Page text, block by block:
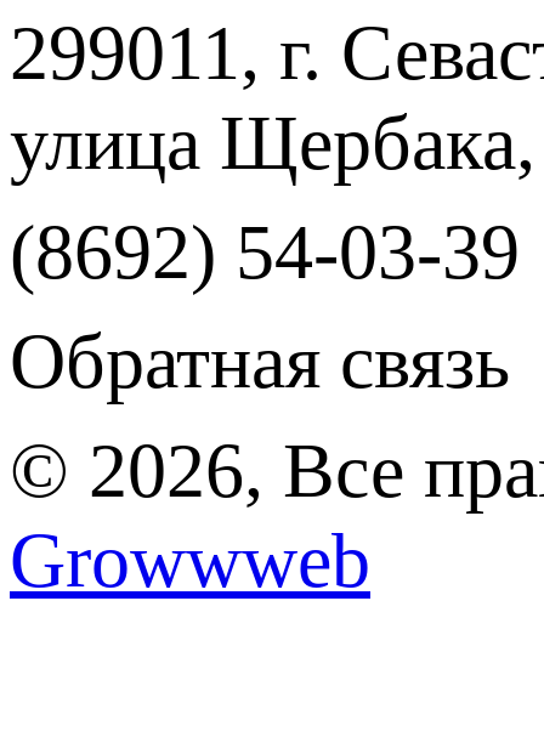
299011, г.
улица
(8692) 54-03-39
Обратная связь
© 2026, Все
Growwweb